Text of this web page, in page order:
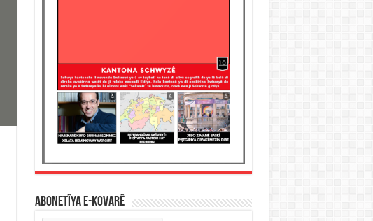
ABONETÎYA E-KOVARÊ